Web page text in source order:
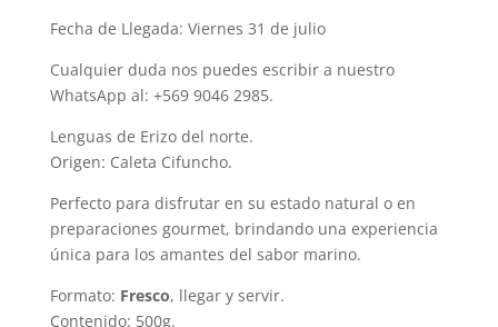
Fecha de Llegada: Viernes 31 de julio
Cualquier duda nos puedes escribir a nuestro
WhatsApp al: +569 9046 2985.
Lenguas de Erizo del norte.
Origen: Caleta Cifuncho.
Perfecto para disfrutar en su estado natural o en
preparaciones gourmet, brindando una experiencia
única para los amantes del sabor marino.
Formato: Fresco, llegar y servir.
Contenido: 500g.